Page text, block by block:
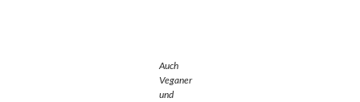
Auch
Veganer
und